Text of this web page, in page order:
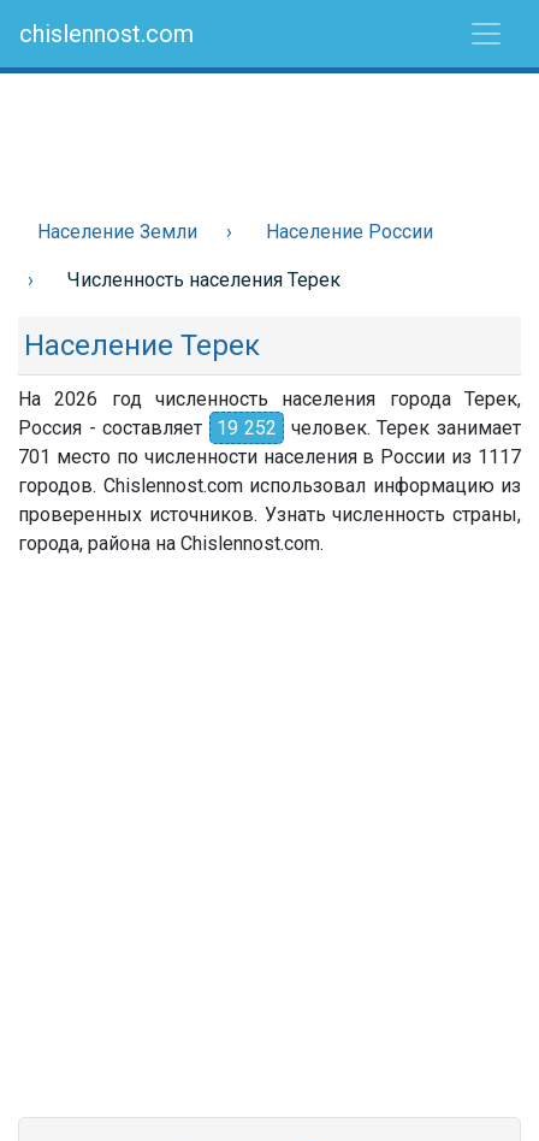
chislennost.com
Население Земли Население России
Численность населения Терек
Население Терек
На 2026 год численность населения города Терек,
Россия - составляет
19 252
человек. Терек занимает
701 место по численности населения в России из 1117
городов. Chislennost.com использовал информацию из
проверенных источников. Узнать численность страны,
города, района на Chislennost.com.